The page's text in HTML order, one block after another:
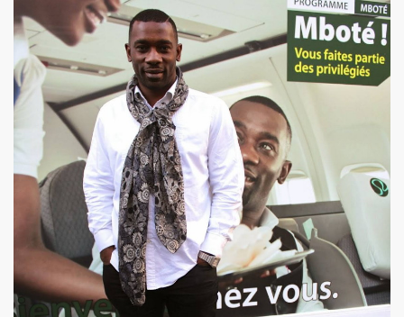
SUR TERRE" au THEATRE EDOUARD VII
"THE NAMELESS SPECTACLE" (2011, avec
cinema speciale MARIE FRANCE (8 octobre 2011)
la 17e edition de "CHERIES-CHERIS" du 7 au 16
le 20 juillet 2011 a L'ANGORA (Paris).
integral) de BIJOU SVP (PHILIPPE DAUGA) le 21
MIAM ET LES LOVED DRONES, JACQUES DUVALL,
au "Cafe-debat" autour de COPI le 2 avril 2011 au